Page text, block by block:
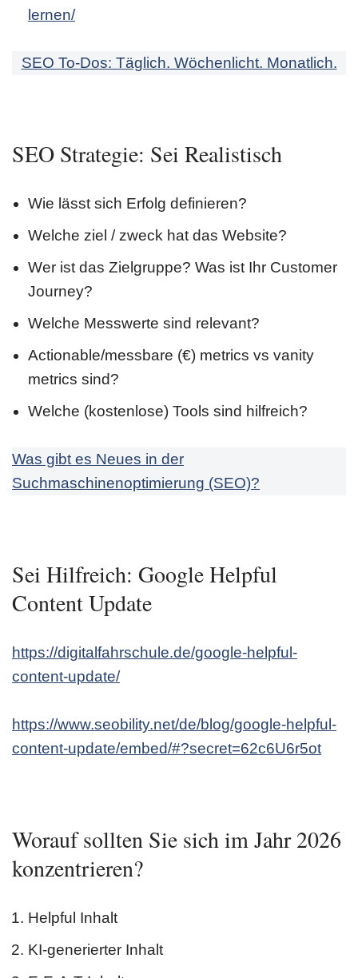
lernen/
SEO To-Dos: Täglich. Wöchenlicht. Monatlich.
SEO Strategie: Sei Realistisch
Wie lässt sich Erfolg definieren?
Welche ziel / zweck hat das Website?
Wer ist das Zielgruppe? Was ist Ihr Customer
Journey?
Welche Messwerte sind relevant?
Actionable/messbare (€) metrics vs vanity
metrics sind?
Welche (kostenlose) Tools sind hilfreich?
Was gibt es Neues in der
Suchmaschinenoptimierung (SEO)?
Sei Hilfreich: Google Helpful
Content Update
https://digitalfahrschule.de/google-helpful-
content-update/
https://www.seobility.net/de/blog/google-helpful-
content-update/embed/#?secret=62c6U6r5ot
Worauf sollten Sie sich im Jahr 2026
konzentrieren?
Helpful Inhalt
KI-generierter Inhalt